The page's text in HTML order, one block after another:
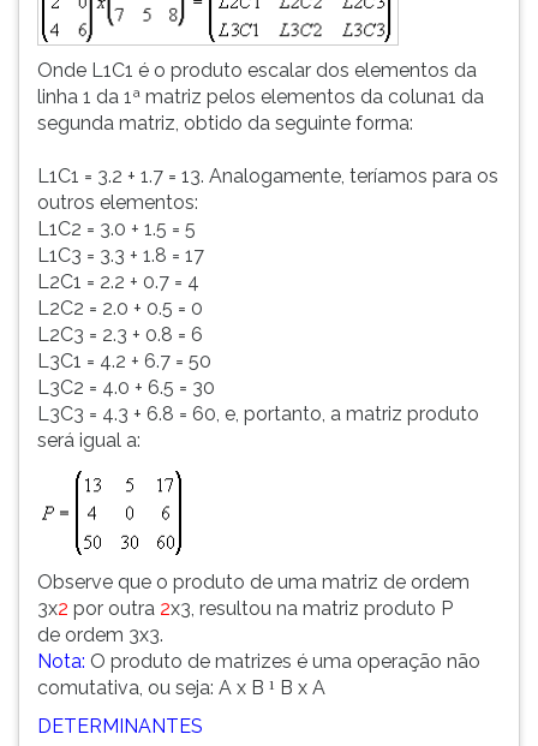
Onde L1C1 é o produto escalar dos elementos da
linha 1 da 1ª matriz pelos elementos da coluna1 da
segunda matriz, obtido da seguinte forma:
L1C1 = 3.2 + 1.7 = 13. Analogamente, teríamos para os
outros elementos:
L1C2 = 3.0 + 1.5 = 5
L1C3 = 3.3 + 1.8 = 17
L2C1 = 2.2 + 0.7 = 4
L2C2 = 2.0 + 0.5 = 0
L2C3 = 2.3 + 0.8 = 6
L3C1 = 4.2 + 6.7 = 50
L3C2 = 4.0 + 6.5 = 30
L3C3 = 4.3 + 6.8 = 60, e, portanto, a matriz produto
será igual a:
Observe que o produto de uma matriz de ordem
3x2 por outra 2x3, resultou na matriz produto P
de ordem 3x3.
Nota: O produto de matrizes é uma operação não
comutativa, ou seja: A x B ¹ B x A
DETERMINANTES